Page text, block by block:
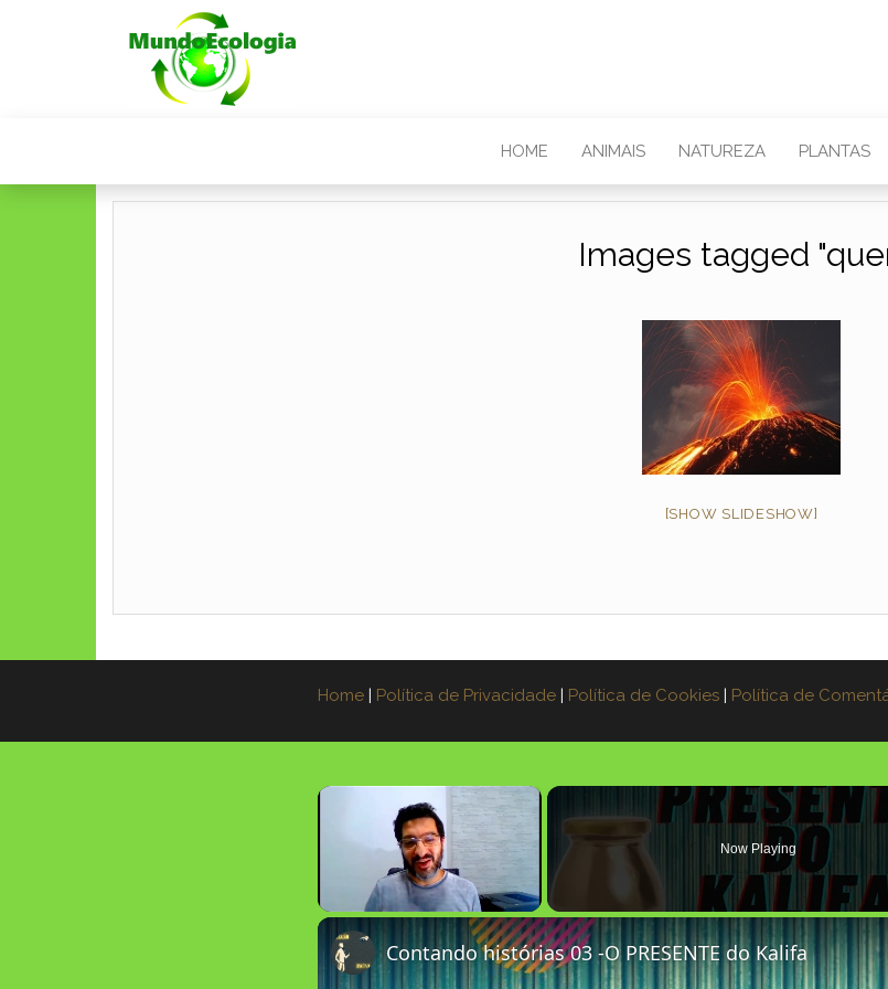
HOME ANIMAIS NATUREZA PLANTAS
Images tagged
[SHOW SLIDESHOW]
Home | Política de Privacidade | Política de Cookies | Política de
×
Now Playing
Contando histórias 03 -O PRESENTE do Kalifa